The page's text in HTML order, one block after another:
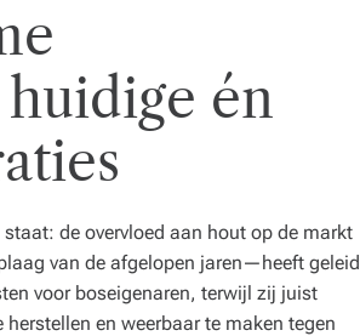
én
de overvloed aan hout op de markt
van de afgelopen jaren—heeft geleid
voor boseigenaren, terwijl zij juist
en weerbaar te maken tegen